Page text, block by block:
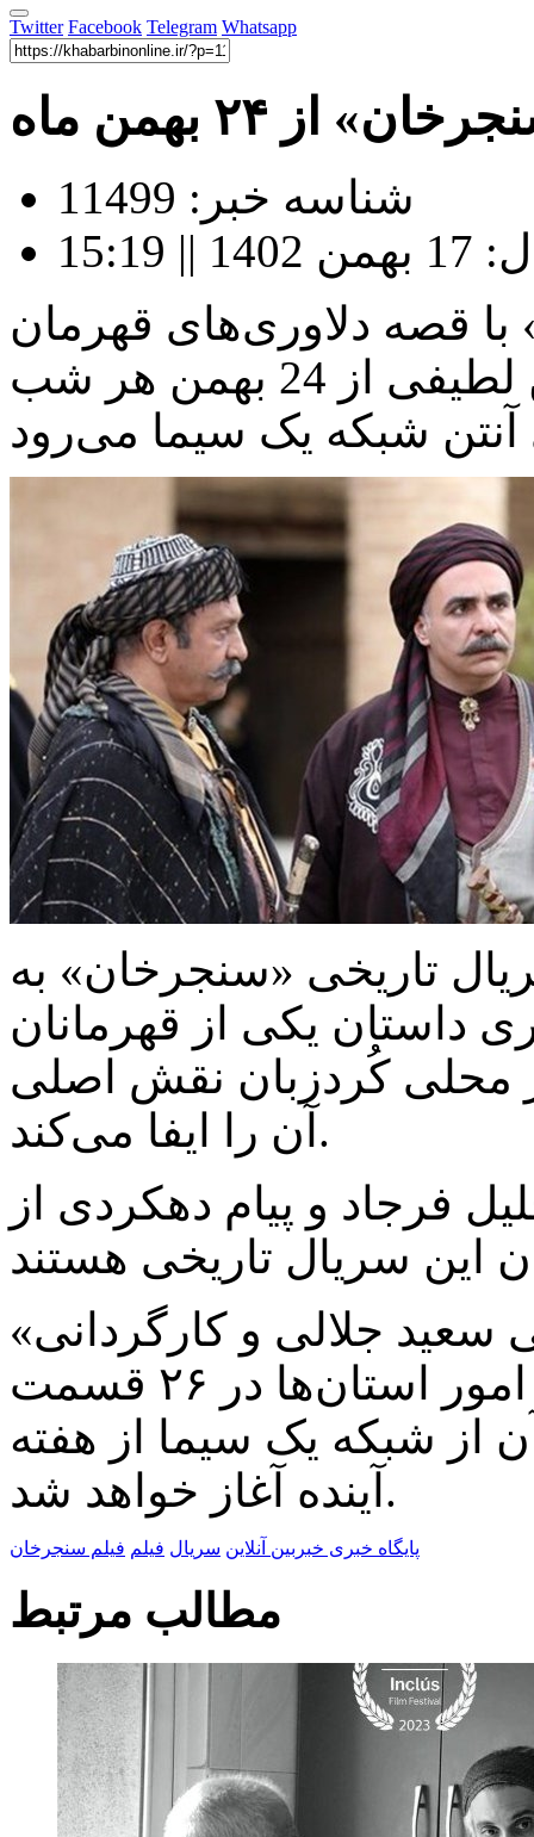
Twitter Facebook Telegram Whatsapp
۲۴ بهمن ماه
شناسه خبر: 11499
قصه دلاوری‌های قهرمان
کرد به کارگردانی محمدحسین لطیفی از 24 بهمن هر شب
تاریخی «سنجرخان» به
داستان یکی از قهرمانان
محلی کُردزبان نقش اصلی
آن را ایفا می‌کند.
فرجاد و پیام دهکردی از
«سنجرخان» به تهیه کنندگی سعید جلالی و کارگردانی
محمدحسین لطیفی در معاونت امور استان‌ها در ۲۶ قسمت
از شبکه یک سیما از هفته
آینده آغاز خواهد شد.
پایگاه خبری خبربین آنلاین سریال فیلم فیلم سنجرخان
مطالب مرتبط